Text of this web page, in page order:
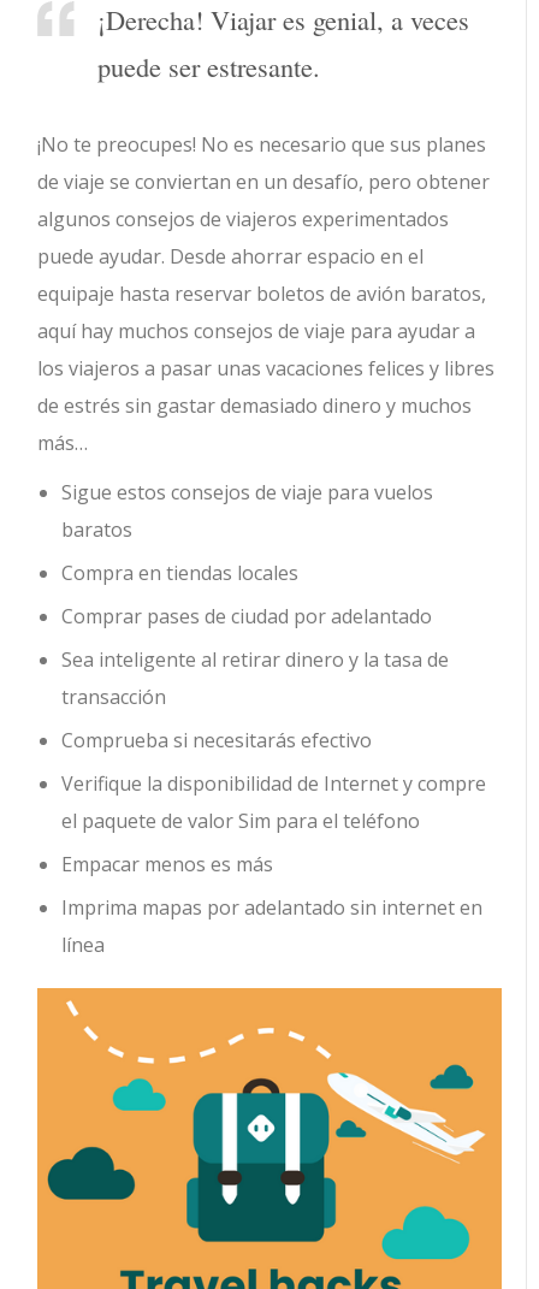
¡Derecha! Viajar es genial, a veces
puede ser estresante.
¡No te preocupes! No es necesario que sus planes
de viaje se conviertan en un desafío, pero obtener
algunos consejos de viajeros experimentados
puede ayudar. Desde ahorrar espacio en el
equipaje hasta reservar boletos de avión baratos,
aquí hay muchos consejos de viaje para ayudar a
los viajeros a pasar unas vacaciones felices y libres
de estrés sin gastar demasiado dinero y muchos
más…
Sigue estos consejos de viaje para vuelos
baratos
Compra en tiendas locales
Comprar pases de ciudad por adelantado
Sea inteligente al retirar dinero y la tasa de
transacción
Comprueba si necesitarás efectivo
Verifique la disponibilidad de Internet y compre
el paquete de valor Sim para el teléfono
Empacar menos es más
Imprima mapas por adelantado sin internet en
línea